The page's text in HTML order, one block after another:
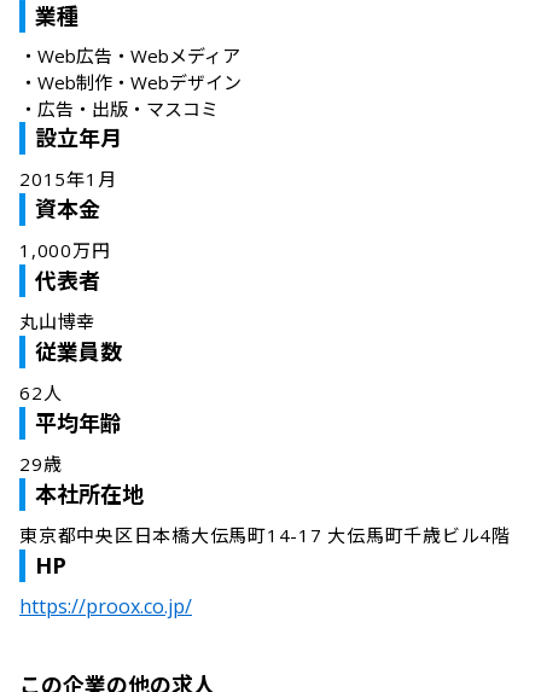
業種
・ Web広告・Webメディア
・ Web制作・Webデザイン
・ 広告・出版・マスコミ
設立年月
2015年1月
資本金
1,000万円
代表者
丸山博幸
従業員数
62人
平均年齢
29歳
本社所在地
東京都中央区日本橋大伝馬町14-17 大伝馬町千歳ビル4階
HP
https://proox.co.jp/
この企業の他の求人